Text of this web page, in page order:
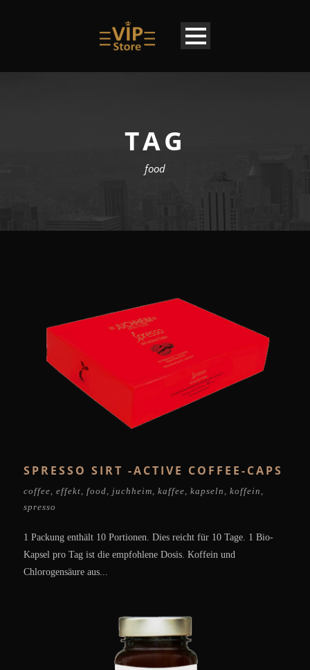
TAG
food
SPRESSO SIRT -ACTIVE COFFEE-CAPS
coffee effekt food juchheim kaffee kapseln koffein
spresso
1 Packung enthält 10 Portionen. Dies reicht für 10 Tage. 1 Bio-
Kapsel pro Tag ist die empfohlene Dosis. Koffein und
Chlorogensäure aus...